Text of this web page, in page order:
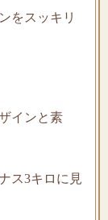
をスッキリ
インと素
ス3キロに見